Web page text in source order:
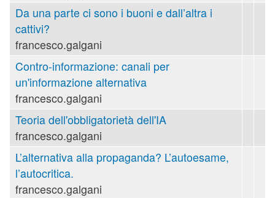
Da una parte ci sono i buoni e dall’altra i
cattivi?
francesco.galgani
Contro-informazione: canali per
un'informazione alternativa
francesco.galgani
Teoria dell'obbligatorietà dell'IA
francesco.galgani
L’alternativa alla propaganda? L’autoesame,
l’autocritica.
francesco.galgani